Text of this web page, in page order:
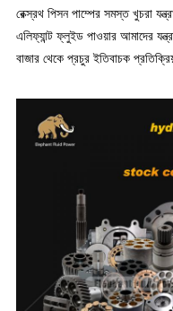
রেক্স্রথ পিসন পাম্পের সমস্ত খুচরা
এলিফ্যান্ট ফ্লুইড পাওয়ার আমাদের
বাজার থেকে প্রচুর ইতিবাচক